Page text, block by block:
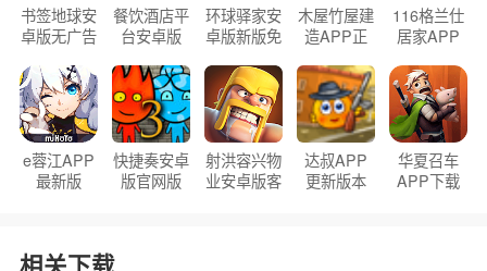
书签地球安
卓版无广告
餐饮酒店平
台安卓版
环球驿家安
卓版新版免
木屋竹屋建
造APP正
116格兰仕
居家APP
e蓉江APP
最新版
快捷奏安卓
版官网版
射洪容兴物
业安卓版客
达叔APP
更新版本
华夏召车
APP下载